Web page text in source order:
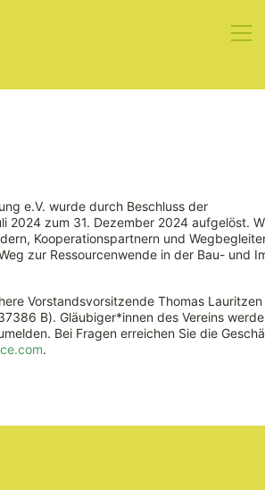
e.V. wurde durch Beschluss der
2024 zum 31. Dezember 2024 aufgelöst.
Kooperationspartnern und
zur Ressourcenwende in der Bau- und
Vorstandsvorsitzende Thomas Lauritzen
B). Gläubiger*innen des Vereins
Bei Fragen erreichen Sie die
.